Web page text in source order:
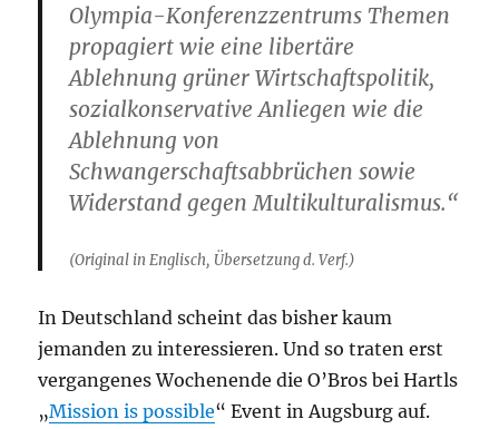
Olympia-Konferenzzentrums Themen
propagiert wie eine libertäre
Ablehnung grüner Wirtschaftspolitik,
sozialkonservative Anliegen wie die
Ablehnung von
Schwangerschaftsabbrüchen sowie
Widerstand gegen Multikulturalismus.“
(Original in Englisch, Übersetzung d. Verf.)
In Deutschland scheint das bisher kaum
jemanden zu interessieren. Und so traten erst
vergangenes Wochenende die O’Bros bei Hartls
„Mission is possible“ Event in Augsburg auf.